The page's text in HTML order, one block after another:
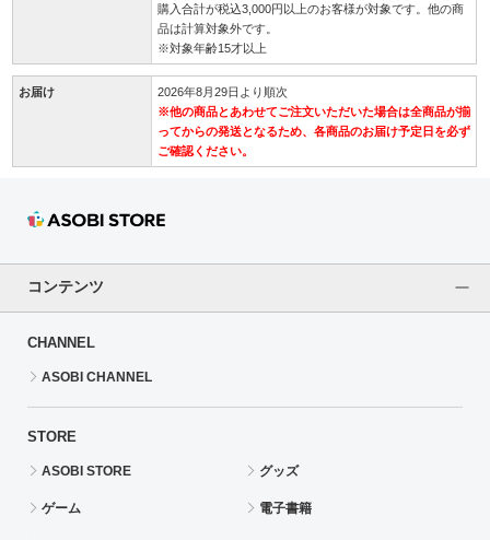
購入合計が税込3,000円以上のお客様が対象です。他の商
品は計算対象外です。
※対象年齢15才以上
お届け
2026年8月29日より順次
※他の商品とあわせてご注文いただいた場合は全商品が揃
ってからの発送となるため、各商品のお届け予定日を必ず
ご確認ください。
コンテンツ
CHANNEL
ASOBI CHANNEL
STORE
ASOBI STORE グッズ
ゲーム 電子書籍